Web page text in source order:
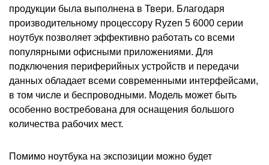
продукции была выполнена в Твери. Благодаря
производительному процессору Ryzen 5 6000 серии
ноутбук позволяет эффективно работать со всеми
популярными офисными приложениями. Для
подключения периферийных устройств и передачи
данных обладает всеми современными интерфейсами,
в том числе и беспроводными. Модель может быть
особенно востребована для оснащения большого
количества рабочих мест.
Помимо ноутбука на экспозиции можно будет